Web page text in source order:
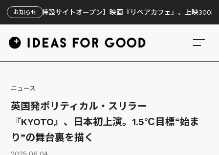
お知らせ
【特設サイトオープン】映画『リペアカフェ』、上映300回の先で見
ニュース
英国発ポリティカル・スリラー
『KYOTO』、日本初上演。1.5℃目標“始ま
り”の舞台裏を描く
2025.06.04